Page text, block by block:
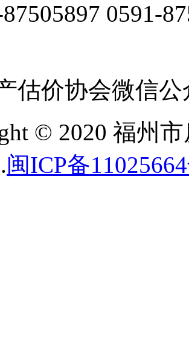
0591-
估价协会微信公
© 2020 福州
闽ICP备